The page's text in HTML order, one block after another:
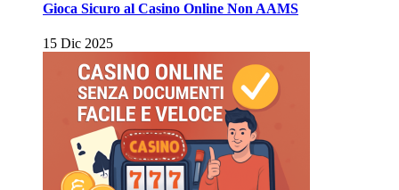
Gioca Sicuro al Casino Online Non AAMS
15 Dic 2025